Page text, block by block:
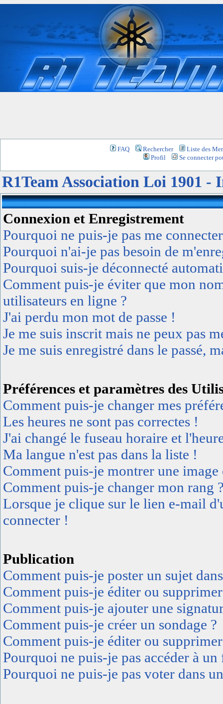
FAQ Rechercher
Liste des
Profil
Se connecter
R1Team Association Loi 1901 -
Connexion et Enregistrement
Pourquoi ne puis-je pas me
Pourquoi n'ai-je pas besoin de
Pourquoi suis-je déconnecté
Comment puis-je éviter que mon
utilisateurs en ligne ?
J'ai perdu mon mot de passe !
Je me suis inscrit mais ne peux pas
Je me suis enregistré dans le passé,
Préférences et paramètres des
Comment puis-je changer mes
Les heures ne sont pas correctes !
J'ai changé le fuseau horaire et
Ma langue n'est pas dans la liste !
Comment puis-je montrer une
Comment puis-je changer mon rang
Lorsque je clique sur le lien e-mail
connecter !
Publication
Comment puis-je poster un sujet
Comment puis-je éditer ou supprimer
Comment puis-je ajouter une
Comment puis-je créer un sondage ?
Comment puis-je éditer ou
Pourquoi ne puis-je pas accéder à
Pourquoi ne puis-je pas voter dans